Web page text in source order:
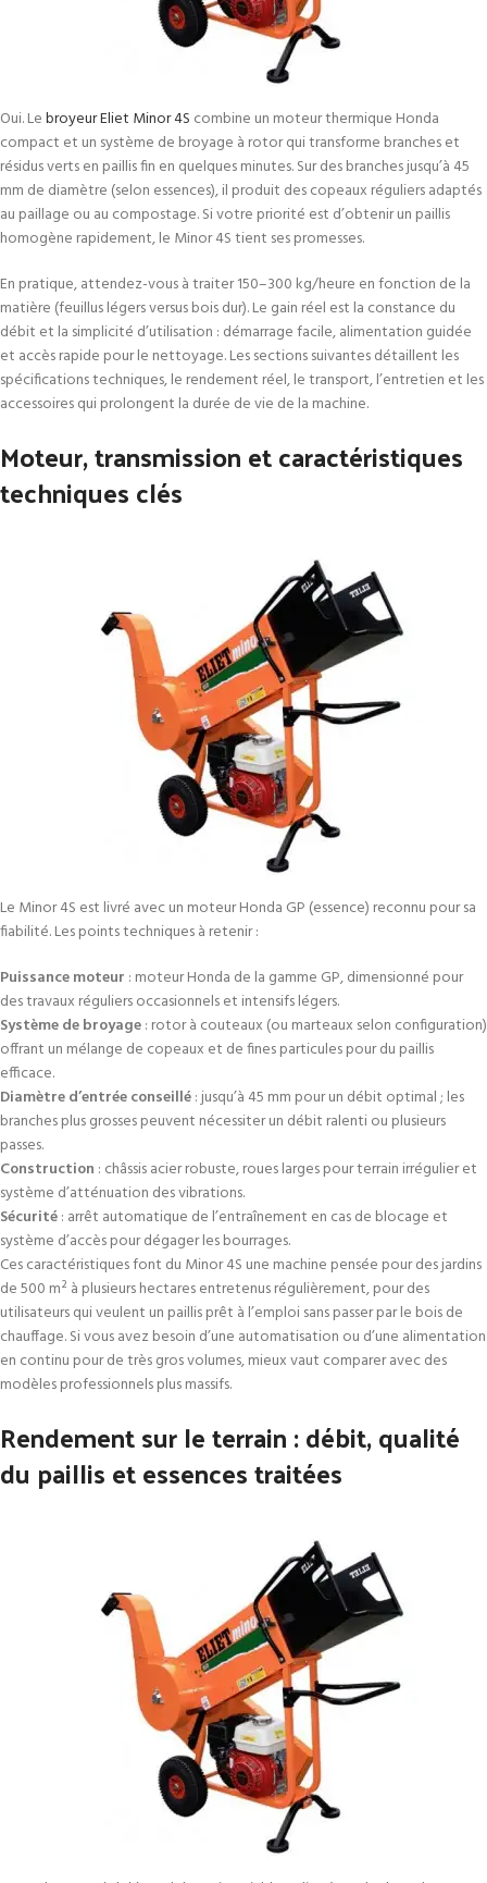
Oui. Lebroyeur Eliet Minor 4S combine un moteur thermique Honda
compact et un système de broyage à rotor qui transforme branches et
résidus verts en paillis fin en quelques minutes. Sur des branches jusqu’à 45
mm de diamètre (selon essences), il produit des copeaux réguliers adaptés
au paillage ou au compostage. Si votre priorité est d’obtenir un paillis
homogène rapidement, le Minor 4S tient ses promesses.
En pratique, attendez-vous à traiter 150–300 kg/heure en fonction de la
matière (feuillus légers versus bois dur). Le gain réel est la constance du
débit et la simplicité d’utilisation : démarrage facile, alimentation guidée
et accès rapide pour le nettoyage. Les sections suivantes détaillent les
spécifications techniques, le rendement réel, le transport, l’entretien et les
accessoires qui prolongent la durée de vie de la machine.
Moteur, transmission et caractéristiques
techniques clés
Le Minor 4S est livré avec un moteur Honda GP (essence) reconnu pour sa
fiabilité. Les points techniques à retenir :
Puissance moteur : moteur Honda de la gamme GP, dimensionné pour
des travaux réguliers occasionnels et intensifs légers.
Système de broyage: rotor à couteaux (ou marteaux selon configuration)
offrant un mélange de copeaux et de fines particules pour du paillis
efficace.
Diamètre d’entrée conseillé: jusqu’à 45 mm pour un débit optimal ; les
branches plus grosses peuvent nécessiter un débit ralenti ou plusieurs
passes.
Construction : châssis acier robuste, roues larges pour terrain irrégulier et
système d’atténuation des vibrations.
Sécurité: arrêt automatique de l’entraînement en cas de blocage et
système d’accès pour dégager les bourrages.
Ces caractéristiques font du Minor 4S une machine pensée pour des jardins
de 500 m² à plusieurs hectares entretenus régulièrement, pour des
utilisateurs qui veulent un paillis prêt à l’emploi sans passer par le bois de
chauffage. Si vous avez besoin d’une automatisa­tion ou d’une alimentation
en continu pour de très gros volumes, mieux vaut comparer avec des
modèles professionnels plus massifs.
Rendement sur le terrain : débit, qualité
du paillis et essences traitées